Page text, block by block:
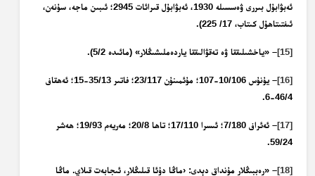
ئەبۋابۇل بىررى ۋەسسىلە 1930، ئەبۋابۇل قىرائات 2945؛ ئىبىن ماجە، سۇنەن،
ئىفتىتاھۇل كىتاب، 17/ 225).
[15]– «ياخشىلىققا ۋە تەقۋالىققا ياردەملىشىڭلار» (مائىدە 5/2).
[16]
– يۇنۇس 10/106-107؛ مۇئمىنۇن 23/117؛ فاتىر 35/13-15؛ ئەھقاف
46/4-6.
[17]
– ئەئراف 7/180؛ ئىسرا 17/110؛ تاھا 20/8؛ مەريەم 19/93؛ ھەشر
59/24.
[18]– «رەببىڭلار مۇنداق دېدى: ‹ماڭا دۇئا قىلىڭلار، ئىجابەت قىلاي. ماڭا